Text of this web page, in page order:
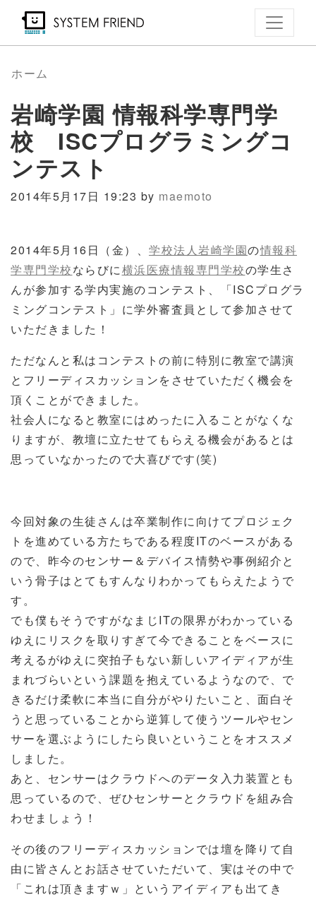
ン
コ
テ
ン
ツ
ホーム
岩崎学園 情報科学専門学
校 ISCプログラミングコ
ンテスト
2014年5月17日 19:23 by maemoto
2014年5月16日（金）、 学校法人岩崎学園の情報科
学専門学校ならびに横浜医療情報専門学校の学生さ
んが参加する学内実施のコンテスト、「ISCプログラ
ミングコンテスト」に学外審査員として参加させて
いただきました！
ただなんと私はコンテストの前に特別に教室で講演
とフリーディスカッションをさせていただく機会を
頂くことができました。
社会人になると教室にはめったに入ることがなくな
りますが、教壇に立たせてもらえる機会があるとは
思っていなかったので大喜びです(笑)
今回対象の生徒さんは卒業制作に向けてプロジェク
トを進めている方たちである程度ITのベースがある
ので、昨今のセンサー＆デバイス情勢や事例紹介と
いう骨子はとてもすんなりわかってもらえたようで
す。
でも僕もそうですがなまじITの限界がわかっている
ゆえにリスクを取りすぎて今できることをベースに
考えるがゆえに突拍子もない新しいアイディアが生
まれづらいという課題を抱えているようなので、で
きるだけ柔軟に本当に自分がやりたいこと、面白そ
うと思っていることから逆算して使うツールやセン
サーを選ぶようにしたら良いということをオススメ
しました。
あと、センサーはクラウドへのデータ入力装置とも
思っているので、ぜひセンサーとクラウドを組み合
わせましょう！
その後のフリーディスカッションでは壇を降りて自
由に皆さんとお話させていただいて、実はその中で
「これは頂きますｗ」というアイディアも出てき